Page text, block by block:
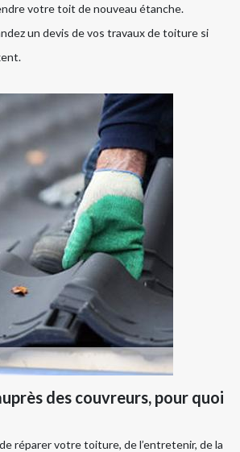
votre toit de nouveau étanche.
un devis de vos travaux de toiture si
des couvreurs, pour quoi
réparer votre toiture, de l’entretenir, de la